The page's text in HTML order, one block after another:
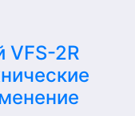
VFS-2R